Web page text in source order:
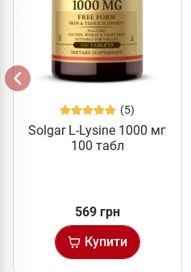
(5)
Solgar L-Lysine 1000 мг
100 табл
569 грн
Купити